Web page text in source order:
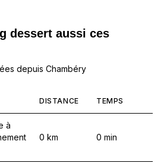
dessert aussi ces
depuis Chambéry
DISTANCE TEMPS
à
0 km 0 min